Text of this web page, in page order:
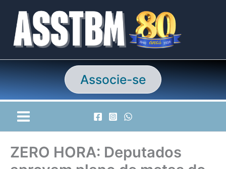
conteúdo
Associe-se
ZERO HORA: Deputados